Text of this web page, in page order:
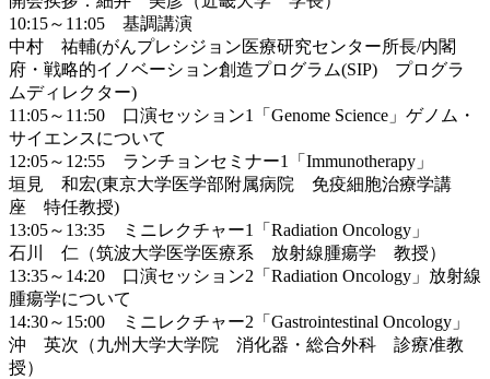
10:15～11:05 基調講演
中村 祐輔(がんプレシジョン医療研究センター所長/内閣
府・戦略的イノベーション創造プログラム(SIP) プログラ
ムディレクター)
11:05～11:50 口演セッション1「Genome Science」ゲノム・
サイエンスについて
12:05～12:55 ランチョンセミナー1「Immunotherapy」
垣見 和宏(東京大学医学部附属病院 免疫細胞治療学講
座 特任教授)
13:05～13:35 ミニレクチャー1「Radiation Oncology」
石川 仁（筑波大学医学医療系 放射線腫瘍学 教授）
13:35～14:20 口演セッション2「Radiation Oncology」放射線
腫瘍学について
14:30～15:00 ミニレクチャー2「Gastrointestinal Oncology」
沖 英次（九州大学大学院 消化器・総合外科 診療准教
授）